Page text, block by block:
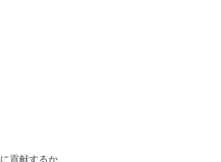
貢献するか